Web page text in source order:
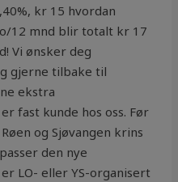
kr 15 hvordan
12 mnd blir totalt kr 17
Vi ønsker deg
gjerne tilbake til
ekstra
fast kunde hos oss. Før
og Sjøvangen krins
den nye
LO- eller YS-organisert